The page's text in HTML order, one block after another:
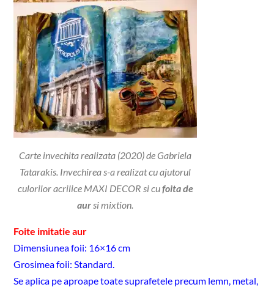
Carte invechita realizata (2020) de Gabriela
Tatarakis. Invechirea s-a realizat cu ajutorul
culorilor acrilice MAXI DECOR si cufoita de
aursi mixtion.
Foite imitatie aur
Dimensiunea foii: 16×16 cm
Grosimea foii: Standard.
Se aplica pe aproape toate suprafetele precum lemn, metal,